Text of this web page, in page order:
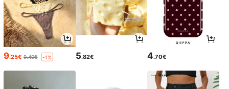
9.25€ 9.40€ -1% 5.82€ 4.70€